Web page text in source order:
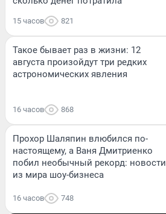
15 часов 821
Такое бывает раз в жизни: 12
августа произойдут три редких
астрономических явления
16 часов 868
Прохор Шаляпин влюбился по-
настоящему, а Ваня Дмитриенко
побил необычный рекорд: новости
из мира шоу-бизнеса
16 часов 748